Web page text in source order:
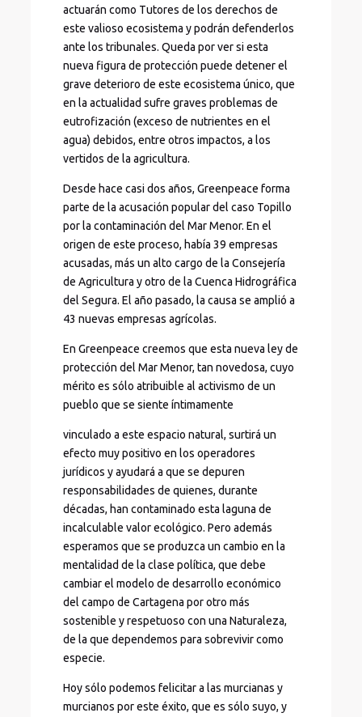
actuarán como Tutores de los derechos de
este valioso ecosistema y podrán defenderlos
ante los tribunales. Queda por ver si esta
nueva figura de protección puede detener el
grave deterioro de este ecosistema único, que
en la actualidad sufre graves problemas de
eutrofización (exceso de nutrientes en el
agua) debidos, entre otros impactos, a los
vertidos de la agricultura.
Desde hace casi dos años, Greenpeace forma
parte de la acusación popular del caso Topillo
por la contaminación del Mar Menor. En el
origen de este proceso, había 39 empresas
acusadas, más un alto cargo de la Consejería
de Agricultura y otro de la Cuenca Hidrográfica
del Segura. El año pasado, la causa se amplió a
43 nuevas empresas agrícolas.
En Greenpeace creemos que esta nueva ley de
protección del Mar Menor, tan novedosa, cuyo
mérito es sólo atribuible al activismo de un
pueblo que se siente íntimamente
vinculado a este espacio natural, surtirá un
efecto muy positivo en los operadores
jurídicos y ayudará a que se depuren
responsabilidades de quienes, durante
décadas, han contaminado esta laguna de
incalculable valor ecológico. Pero además
esperamos que se produzca un cambio en la
mentalidad de la clase política, que debe
cambiar el modelo de desarrollo económico
del campo de Cartagena por otro más
sostenible y respetuoso con una Naturaleza,
de la que dependemos para sobrevivir como
especie.
Hoy sólo podemos felicitar a las murcianas y
murcianos por este éxito, que es sólo suyo, y